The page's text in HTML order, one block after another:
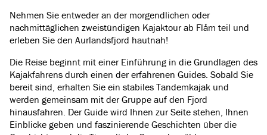
Nehmen Sie entweder an der morgendlichen oder
nachmittäglichen zweistündigen Kajaktour ab Flåm teil und
erleben Sie den Aurlandsfjord hautnah!
Die Reise beginnt mit einer Einführung in die Grundlagen des
Kajakfahrens durch einen der erfahrenen Guides. Sobald Sie
bereit sind, erhalten Sie ein stabiles Tandemkajak und
werden gemeinsam mit der Gruppe auf den Fjord
hinausfahren. Der Guide wird Ihnen zur Seite stehen, Ihnen
Einblicke geben und faszinierende Geschichten über die